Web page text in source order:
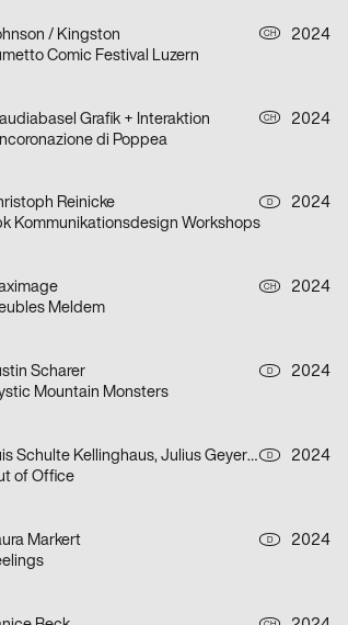
/ Kingston CH
2024
Comic Festival Luzern
Grafik + Interaktion CH
2024
di Poppea
Reinicke D
2024
Kommunikationsdesign Workshops
CH
2024
Meldem
Scharer D
2024
Mountain Monsters
Luis Schulte Kellinghaus, Julius Geyer, Max Reichert D
2024
of Office
Markert D
2024